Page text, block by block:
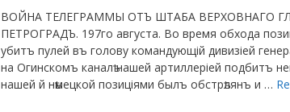
ВОЙНА ТЕЛЕГРАММЫ ОТЪ ШТАБА ВЕРХОВНАГО
ПЕТРОГРАДЪ. 197го августа. Во время обхода
убитъ пулей въ голову командующій дивизіей
на Огинскомъ каналѣ нашей артиллеріей подбитъ
нашей й нѣмецкой позиціями былъ обстрѣлянъ и …